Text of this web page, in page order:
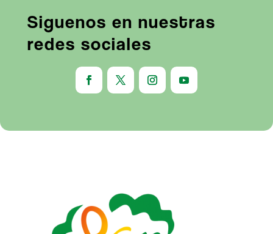
Siguenos en nuestras
redes sociales